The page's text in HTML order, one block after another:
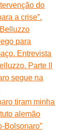
do
a crise”.
para
Entrevista
Parte II
segue na
tiram minha
alemão
Bolsonaro”